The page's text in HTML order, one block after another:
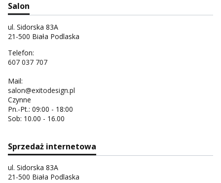
Salon
ul. Sidorska 83A
21-500 Biała Podlaska
Telefon:
607 037 707
Mail:
salon@exitodesign.pl
Czynne
Pn.-Pt.: 09:00 - 18:00
Sob: 10.00 - 16.00
Sprzedaż internetowa
ul. Sidorska 83A
21-500 Biała Podlaska